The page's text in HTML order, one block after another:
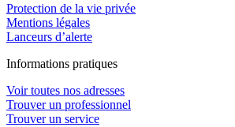
Protection de la vie privée
Mentions légales
Lanceurs d’alerte
Informations pratiques
Voir toutes nos adresses
Trouver un professionnel
Trouver un service